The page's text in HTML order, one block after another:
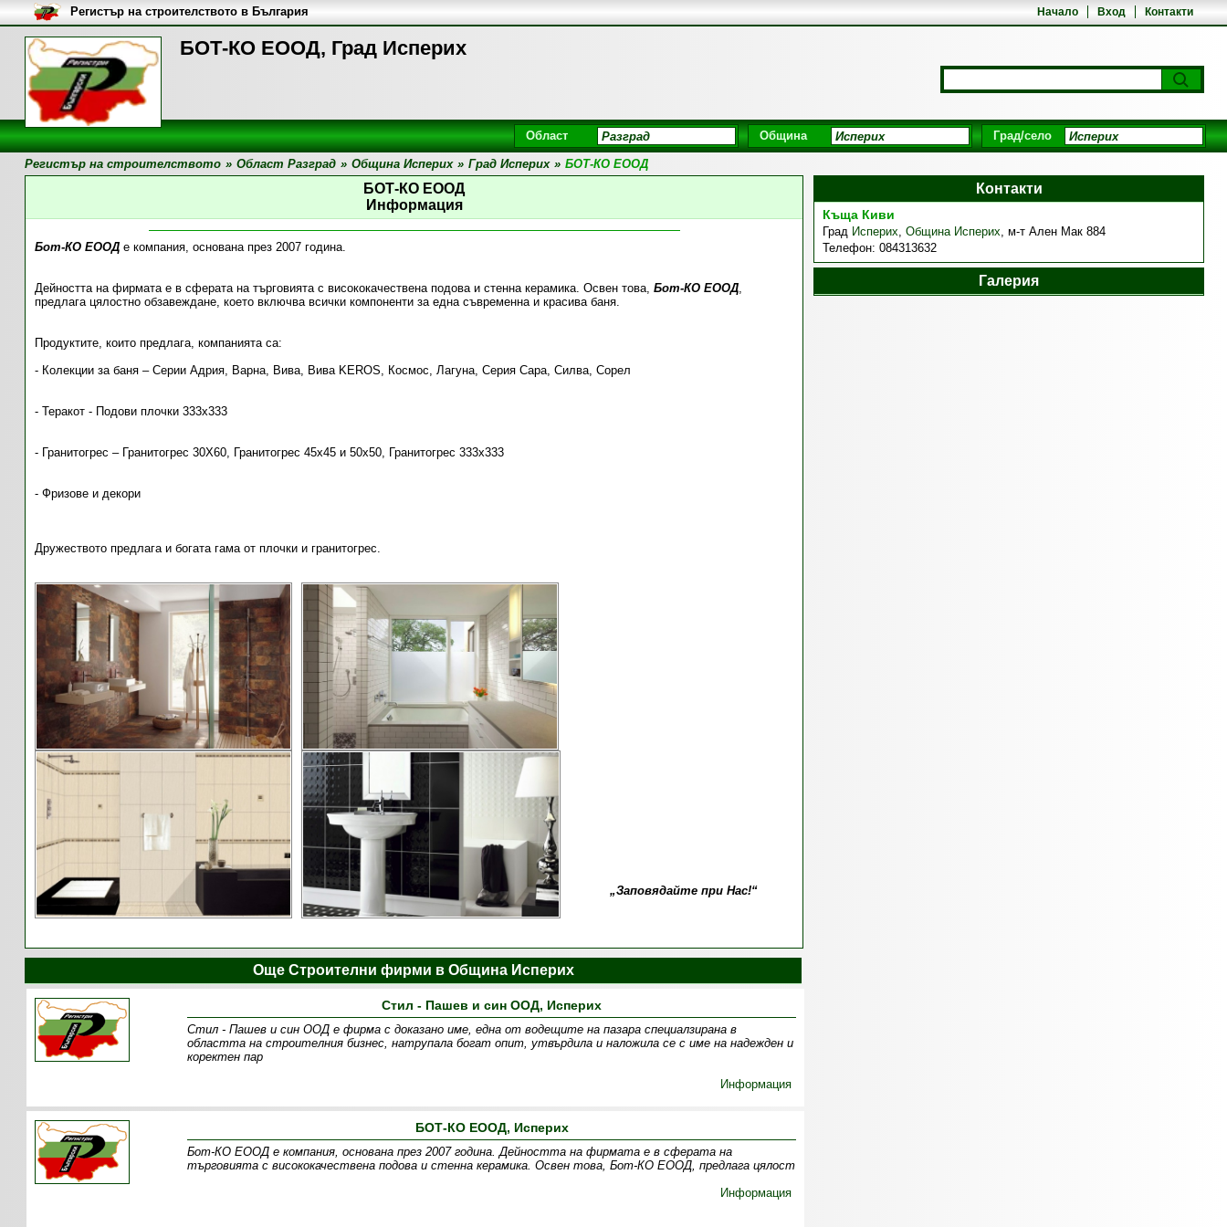
БОТ-КО ЕООД, Град Исперих
Начало Вход Контакти
Регистър на строителството в България
Област Община Град/село
Регистър на строителството » Област Разград » Община Исперих » Град Исперих » БОТ-КО ЕООД
БОТ-КО ЕООД
Информация
Бот-КО ЕООДе компания, основана през 2007 година.
Дейността на фирмата е в сферата на търговията с висококачествена подова и стенна керамика. Освен това, Бот-КО ЕООД,
предлага цялостно обзавеждане, което включва всички компоненти за една съвременна и красива баня.
Продуктите, които предлага, компанията са:
- Колекции за баня – Серии Адрия, Варна, Вива, Вива KEROS, Космос, Лагуна, Серия Сара, Силва, Сорел
- Теракот - Подови плочки 333х333
- Гранитогрес – Гранитогрес 30X60, Гранитогрес 45х45 и 50х50, Гранитогрес 333х333
- Фризове и декори
Дружеството предлага и богата гама от плочки и гранитогрес.
„Заповядайте при Нас!“
Контакти
Къща Киви
Град Исперих, Община Исперих, м-т Ален Мак 884
Телефон: 084313632
Галерия
Още Строителни фирми в Община Исперих
Стил - Пашев и син ООД, Исперих
Стил - Пашев и син ООД е фирма с доказано име, една от водещите на пазара специалзирана в
областта на строителния бизнес, натрупала богат опит, утвърдила и наложила се с име на надежден и
коректен пар
Информация
БОТ-КО ЕООД, Исперих
Бот-КО ЕООД е компания, основана през 2007 година. Дейността на фирмата е в сферата на
търговията с висококачествена подова и стенна керамика. Освен това, Бот-КО ЕООД, предлага цялост
Информация